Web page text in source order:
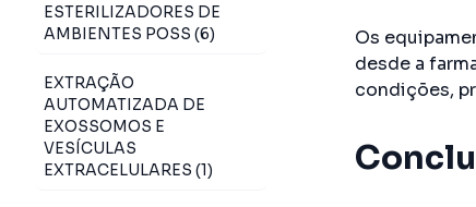
Os
desde a
condições,
ESTERILIZADORES DE
AMBIENTES POSS (6)
EXTRAÇÃO
AUTOMATIZADA DE
EXOSSOMOS E
VESÍCULAS
EXTRACELULARES (1)